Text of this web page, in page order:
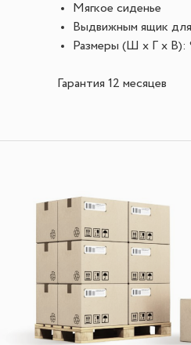
Мягкое сиденье
Выдвижным ящик для
Размеры (Ш х Г х В):
Гарантия 12 месяцев